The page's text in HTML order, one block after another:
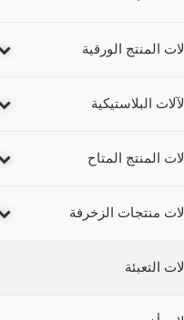
آلات المنتج الورقية
الآلات البلاستيكية
آلات المنتج المتاح
آلات منتجات الزخرفة
آلات التعبئة